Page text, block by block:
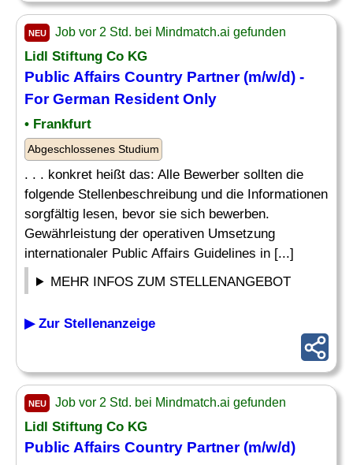
NEU Job vor 2 Std. bei Mindmatch.ai gefunden
Lidl Stiftung Co KG
Public Affairs Country Partner (m/w/d) -
For German Resident Only
• Frankfurt
Abgeschlossenes Studium
. . . konkret heißt das: Alle Bewerber sollten die
folgende Stellenbeschreibung und die Informationen
sorgfältig lesen, bevor sie sich bewerben.
Gewährleistung der operativen Umsetzung
internationaler Public Affairs Guidelines in [...]
MEHR INFOS ZUM STELLENANGEBOT
▶ Zur Stellenanzeige
NEU Job vor 2 Std. bei Mindmatch.ai gefunden
Lidl Stiftung Co KG
Public Affairs Country Partner (m/w/d)